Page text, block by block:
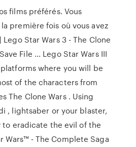
films préférés. Vous
première fois où vous avez
Star Wars 3 - The Clone
File ... Lego Star Wars III
where you will be
of the characters from
The Clone Wars . Using
, lightsaber or your blaster,
to eradicate the evil of the
Wars™ - The Complete Saga